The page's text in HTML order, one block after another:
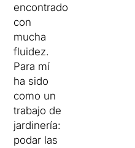
encontrado
con
mucha
fluidez.
Para mí
ha sido
como un
trabajo de
jardinería:
podar las